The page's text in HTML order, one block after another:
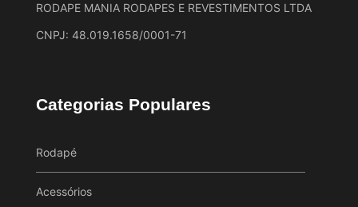
RODAPE MANIA RODAPES E REVESTIMENTOS LTDA
CNPJ: 48.019.1658/0001-71
Categorias Populares
Rodapé
Acessórios